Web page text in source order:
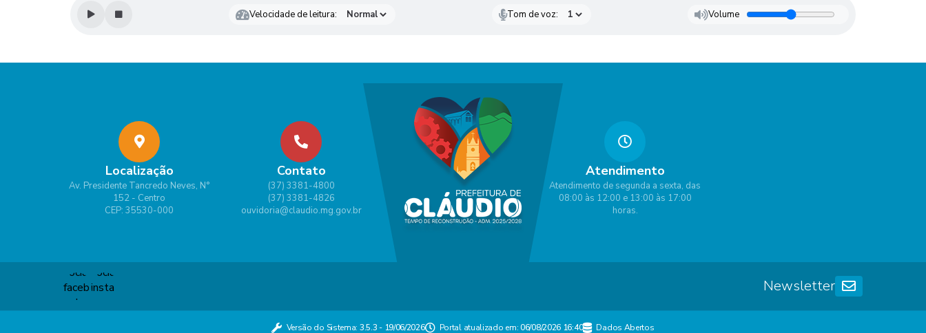
Velocidade de leitura: Tom de voz: Volume
Localização
Av. Presidente Tancredo Neves, N°
152 - Centro
CEP: 35530-000
Contato
(37) 3381-4800
(37) 3381-4826
ouvidoria@claudio.mg.gov.br
Atendimento
Atendimento de segunda a sexta, das
08:00 às 12:00 e 13:00 às 17:00
horas.
Newsletter
Versão do Sistema: 3.5.3 - 19/06/2026 Portal atualizado em:06/08/2026 16:40 Dados Abertos